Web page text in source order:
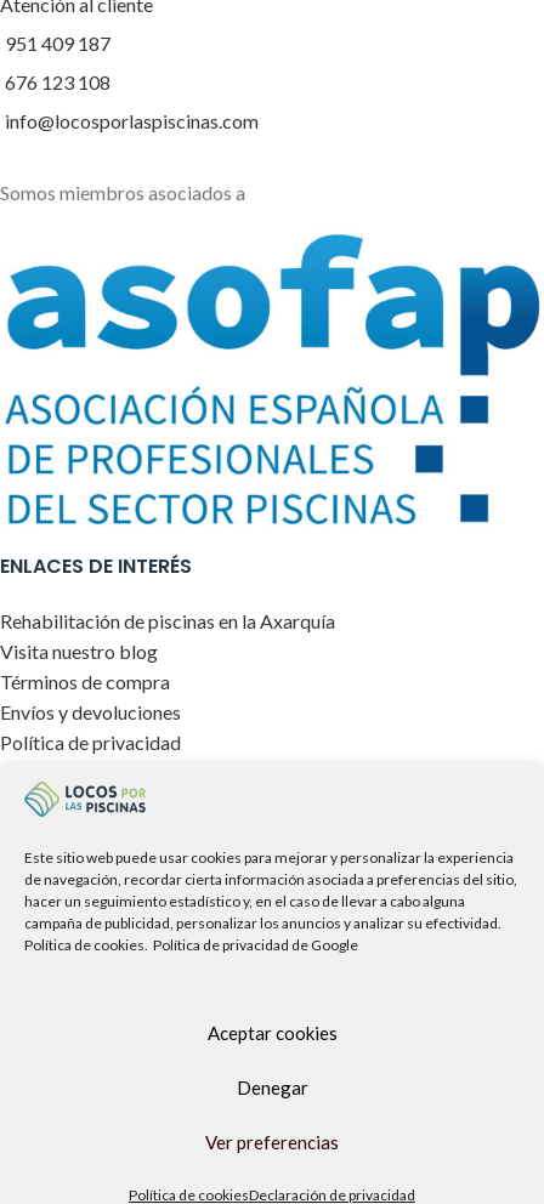
Este sitio web puede usar cookies para mejorar y personalizar la experiencia
de navegación, recordar cierta información asociada a preferencias del sitio,
hacer un seguimiento estadístico y, en el caso de llevar a cabo alguna
campaña de publicidad, personalizar los anuncios y analizar su efectividad.
Política de cookies. Política de privacidad de Google
Aceptar cookies
Denegar
Ver preferencias
Política de cookiesDeclaración de privacidad
951 409 187
676 123 108
info@locosporlaspiscinas.com
Somos miembros asociados a
ENLACES DE INTERÉS
Rehabilitación de piscinas en la Axarquía
Visita nuestro blog
Términos de compra
Envíos y devoluciones
Política de privacidad
Política de cookies
Aviso legal
TIENDA FÍSICA